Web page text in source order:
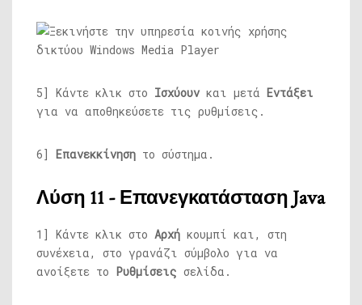
5] Κάντε κλικ στο Ισχύουν και μετά Εντάξει
για να αποθηκεύσετε τις ρυθμίσεις.
6] Επανεκκίνηση το σύστημα.
Λύση 11 - Επανεγκατάσταση Java
1] Κάντε κλικ στο Αρχή κουμπί και, στη
συνέχεια, στο γρανάζι σύμβολο για να
ανοίξετε το Ρυθμίσεις σελίδα.